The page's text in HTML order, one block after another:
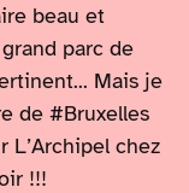
beau et
parc de
Mais je
de #Bruxelles
chez
!!!